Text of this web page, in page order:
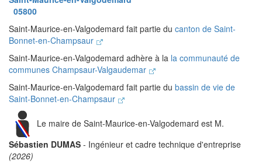
05800
Saint-Maurice-en-Valgodemard fait partie du canton de Saint-
Bonnet-en-Champsaur
Saint-Maurice-en-Valgodemard adhère à la la communauté de
communes Champsaur-Valgaudemar
Saint-Maurice-en-Valgodemard fait partie du bassin de vie de
Saint-Bonnet-en-Champsaur
Le maire de Saint-Maurice-en-Valgodemard est M.
Sébastien DUMAS - Ingénieur et cadre technique d'entreprise
(2026)